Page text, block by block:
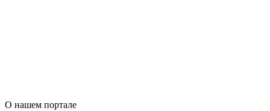
О нашем портале